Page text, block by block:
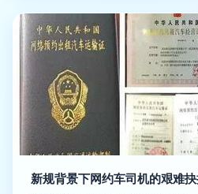
新规背景下网约车司机的艰难